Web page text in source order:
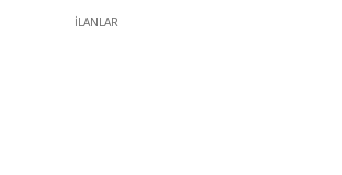
İLANLAR